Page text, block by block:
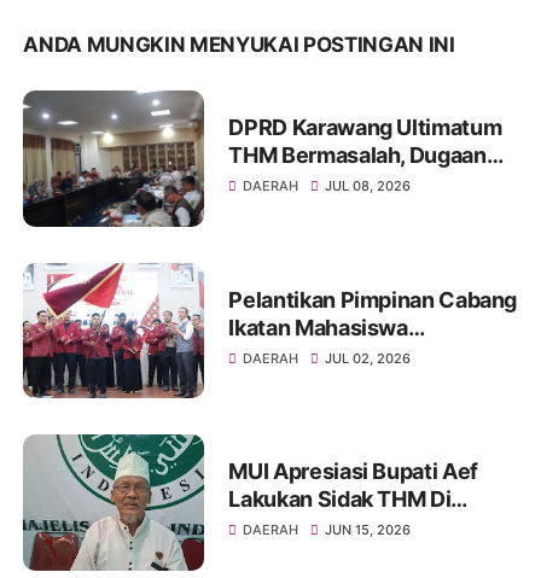
ANDA MUNGKIN MENYUKAI POSTINGAN INI
DPRD Karawang Ultimatum
THM Bermasalah, Dugaan
Izin Palsu hingga Minol Ilegal
DAERAH JUL 08, 2026
Pelantikan Pimpinan Cabang
Ikatan Mahasiswa
Muhammadiyah Kota
DAERAH JUL 02, 2026
MUI Apresiasi Bupati Aef
Lakukan Sidak THM Di
Karawang.
DAERAH JUN 15, 2026